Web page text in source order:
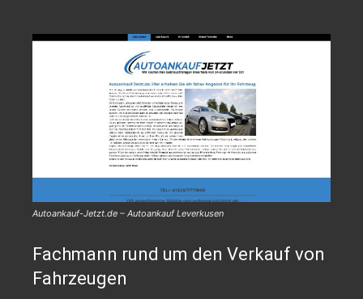
Autoankauf-Jetzt.de – Autoankauf Leverkusen
Fachmann rund um den Verkauf von
Fahrzeugen